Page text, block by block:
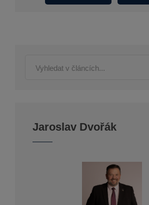
Jaroslav Dvořák